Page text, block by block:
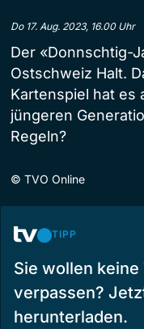
Do 17. Aug. 2023, 16.00 Uhr
Der «Donnschtig-
Ostschweiz Halt.
Kartenspiel hat es
jüngeren
Regeln?
© TVO Online
TIPP
Sie wollen
verpassen?
herunterladen.